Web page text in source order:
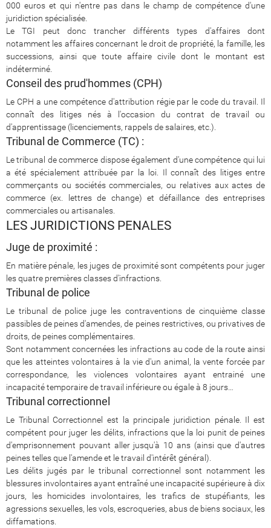
000 euros et qui n'entre pas dans le champ de compétence d'une
juridiction spécialisée.
Le TGI peut donc trancher différents types d'affaires dont
notamment les affaires concernant le droit de propriété, la famille, les
successions, ainsi que toute affaire civile dont le montant est
indéterminé.
Conseil des prud'hommes (CPH)
Le CPH a une compétence d'attribution régie par le code du travail. Il
connaît des litiges nés à l'occasion du contrat de travail ou
d'apprentissage (licenciements, rappels de salaires, etc.).
Tribunal de Commerce (TC) :
Le tribunal de commerce dispose également d'une compétence qui lui
a été spécialement attribuée par la loi. Il connaît des litiges entre
commerçants ou sociétés commerciales, ou relatives aux actes de
commerce (ex. lettres de change) et défaillance des entreprises
commerciales ou artisanales.
LES JURIDICTIONS PENALES
Juge de proximité :
En matière pénale, les juges de proximité sont compétents pour juger
les quatre premières classes d'infractions.
Tribunal de police
Le tribunal de police juge les contraventions de cinquième classe
passibles de peines d'amendes, de peines restrictives, ou privatives de
droits, de peines complémentaires.
Sont notamment concernées les infractions au code de la route ainsi
que les atteintes volontaires à la vie d'un animal, la vente forcée par
correspondance, les violences volontaires ayant entrainé une
incapacité temporaire de travail inférieure ou égale à 8 jours…
Tribunal correctionnel
Le Tribunal Correctionnel est la principale juridiction pénale. Il est
compétent pour juger les délits, infractions que la loi punit de peines
d'emprisonnement pouvant aller jusqu'à 10 ans (ainsi que d'autres
peines telles que l'amende et le travail d'intérêt général).
Les délits jugés par le tribunal correctionnel sont notamment les
blessures involontaires ayant entraîné une incapacité supérieure à dix
jours, les homicides involontaires, les trafics de stupéfiants, les
agressions sexuelles, les vols, escroqueries, abus de biens sociaux, les
diffamations.